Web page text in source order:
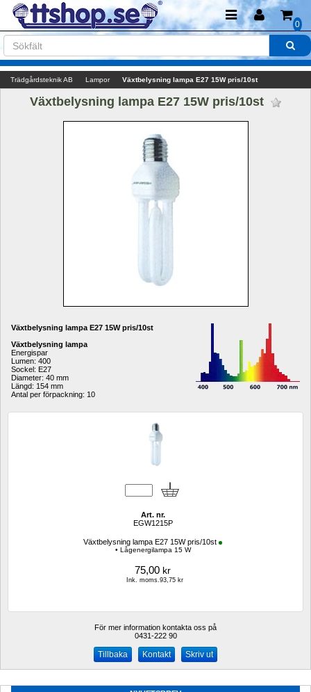
0
Trädgårdsteknik AB Lampor Växtbelysning lampa E27 15W pris/10st
Växtbelysning lampa E27 15W pris/10st
Växtbelysning lampa E27 15W pris/10st
Växtbelysning lampa
Energispar
Lumen: 400
Sockel: E27
Diameter: 40 mm
Längd: 154 mm
Antal per förpackning: 10
Art. nr.
EGW1215P
Växtbelysning lampa E27 15W pris/10st
• Lågenergilampa 15 W
75,00 kr
Ink. moms.93,75 kr
För mer information kontakta oss på
0431-222 90
Kontakt Skriv ut